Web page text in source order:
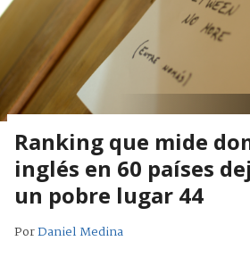
Ranking que mide
inglés en 60 países
un pobre lugar 44
PorDaniel Medina